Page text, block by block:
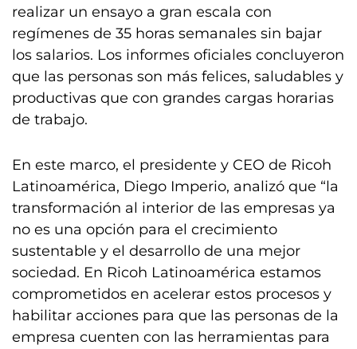
realizar un ensayo a gran escala con
regímenes de 35 horas semanales sin bajar
los salarios. Los informes oficiales concluyeron
que las personas son más felices, saludables y
productivas que con grandes cargas horarias
de trabajo.
En este marco, el presidente y CEO de Ricoh
Latinoamérica, Diego Imperio, analizó que “la
transformación al interior de las empresas ya
no es una opción para el crecimiento
sustentable y el desarrollo de una mejor
sociedad. En Ricoh Latinoamérica estamos
comprometidos en acelerar estos procesos y
habilitar acciones para que las personas de la
empresa cuenten con las herramientas para